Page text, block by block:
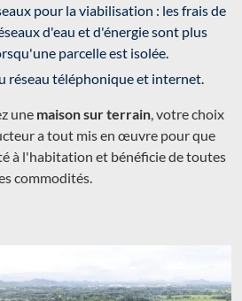
pour la viabilisation : les frais de
d'eau et d'énergie sont plus
parcelle est isolée.
réseau téléphonique et internet.
une maison sur terrain , votre choix
a tout mis en œuvre pour que
à l'habitation et bénéficie de toutes
commodités.